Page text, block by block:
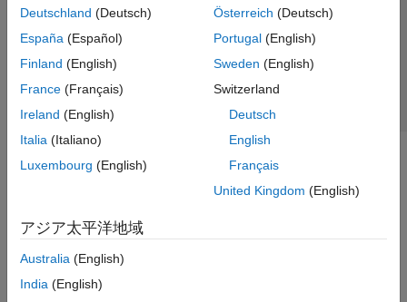
Deutschland (Deutsch)
España (Español)
Finland (English)
France (Français)
Ireland (English)
Italia (Italiano)
Luxembourg (English)
Österreich (Deutsch)
Portugal(English)
Sweden (English)
Switzerland
Deutsch
English
Français
United Kingdom (English)
アジア太平洋地域
Australia (English)
India (English)
© 1994-2026 The MathWorks, Inc.